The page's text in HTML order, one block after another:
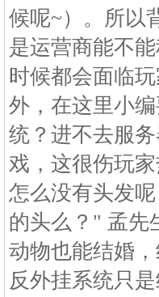
候呢~）。所以
是运营商能不
时候都会面临
外，在这里小
统？进不去服
戏，这很伤玩
怎么没有头发
的头么？" 孟先
动物也能结婚
反外挂系统只